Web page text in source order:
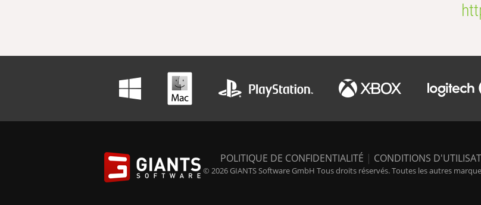
POLITIQUE DE CONFIDENTIALITÉ | CONDITIONS
© 2026 GIANTS Software GmbH Tous droits réservés. Toutes les autres